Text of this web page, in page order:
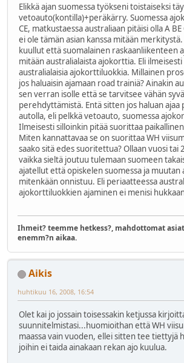
Elikkä ajan suomessa työkseni toistaiseksi
vetoauto(kontilla)+peräkärry. Suomessa
CE, matkustaessa australiaan pitäisi olla A
ei ole tämän asian kanssa mitään
kuullut että suomalainen raskaanliikenteen
mitään australialaista ajokorttia. Eli
australialaisia ajokorttiluokkia. Millainen
jos haluaisin ajamaan road trainiä? Ainakin
sen verran isolle että se tarvitsee vähän
perehdyttämistä. Entä sitten jos haluan ajaa
autolla, eli pelkkä vetoauto, suomessa
Ilmeisesti silloinkin pitää suorittaa
Miten kannattavaa se on suorittaa WH
saako sitä edes suoritettua? Ollaan vuosi tai
vaikka sieltä joutuu tulemaan suomeen
ajatellut että opiskelen suomessa ja muutan
mitenkään onnistuu. Eli periaatteessa
ajokorttiluokkien ajaminen ei menisi
Ihmeit? teemme hetkess?, mahdottomat
enemm?n aikaa.
Aikis
huhtikuu 16, 2008, 16:54
Olet kai jo jossain toisessakin ketjussa
suunnitelmistasi...huomioithan että WH
maassa vain vuoden, ellei sitten tee tiettyjä
joihin ei taida ainakaan rekan ajo kuulua.